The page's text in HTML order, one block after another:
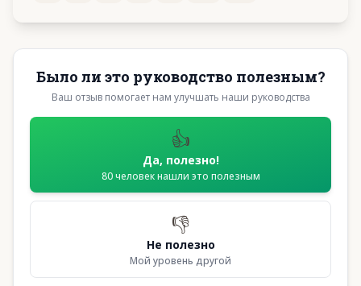
Было ли это руководство полезным?
Ваш отзыв помогает нам улучшать наши руководства
👍
Да, полезно!
80 человек нашли это полезным
👎
Не полезно
Мой уровень другой